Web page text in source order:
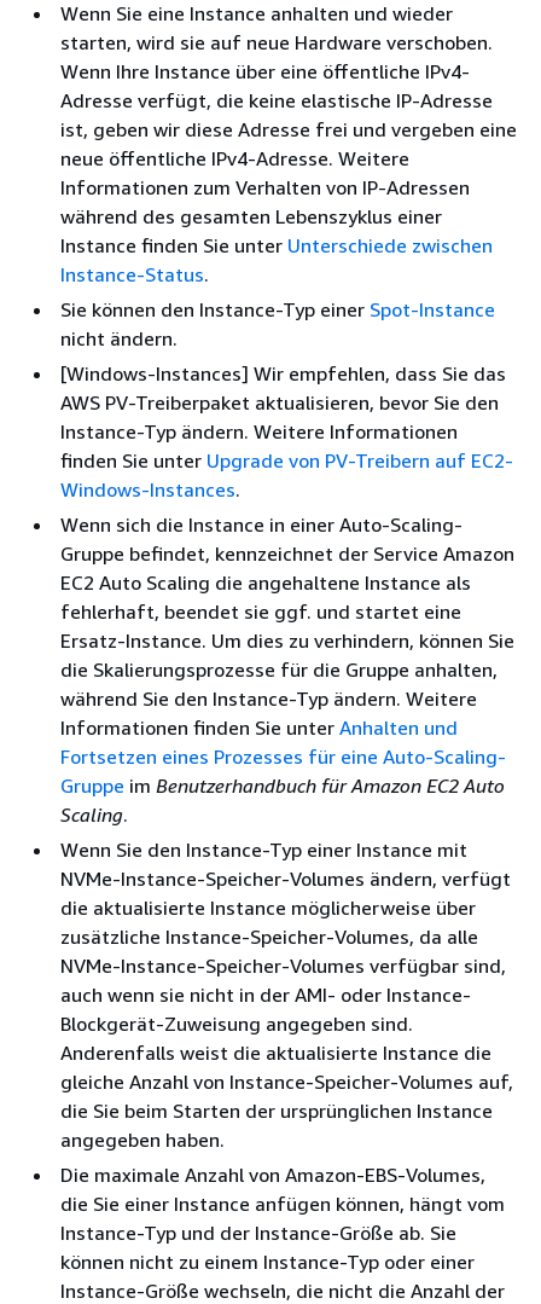
Wenn Sie eine Instance anhalten und wieder
starten, wird sie auf neue Hardware verschoben.
Wenn Ihre Instance über eine öffentliche IPv4-
Adresse verfügt, die keine elastische IP-Adresse
ist, geben wir diese Adresse frei und vergeben eine
neue öffentliche IPv4-Adresse. Weitere
Informationen zum Verhalten von IP-Adressen
während des gesamten Lebenszyklus einer
Instance finden Sie unter Unterschiede zwischen
Instance-Status.
Sie können den Instance-Typ einer Spot-Instance
nicht ändern.
[Windows-Instances] Wir empfehlen, dass Sie das
AWS PV-Treiberpaket aktualisieren, bevor Sie den
Instance-Typ ändern. Weitere Informationen
finden Sie unter Upgrade von PV-Treibern auf EC2-
Windows-Instances.
Wenn sich die Instance in einer Auto-Scaling-
Gruppe befindet, kennzeichnet der Service Amazon
EC2 Auto Scaling die angehaltene Instance als
fehlerhaft, beendet sie ggf. und startet eine
Ersatz-Instance. Um dies zu verhindern, können Sie
die Skalierungsprozesse für die Gruppe anhalten,
während Sie den Instance-Typ ändern. Weitere
Informationen finden Sie unter Anhalten und
Fortsetzen eines Prozesses für eine Auto-Scaling-
Gruppe im Benutzerhandbuch für Amazon EC2 Auto
Scaling.
Wenn Sie den Instance-Typ einer Instance mit
NVMe-Instance-Speicher-Volumes ändern, verfügt
die aktualisierte Instance möglicherweise über
zusätzliche Instance-Speicher-Volumes, da alle
NVMe-Instance-Speicher-Volumes verfügbar sind,
auch wenn sie nicht in der AMI- oder Instance-
Blockgerät-Zuweisung angegeben sind.
Anderenfalls weist die aktualisierte Instance die
gleiche Anzahl von Instance-Speicher-Volumes auf,
die Sie beim Starten der ursprünglichen Instance
angegeben haben.
Die maximale Anzahl von Amazon-EBS-Volumes,
die Sie einer Instance anfügen können, hängt vom
Instance-Typ und der Instance-Größe ab. Sie
können nicht zu einem Instance-Typ oder einer
Instance-Größe wechseln, die nicht die Anzahl der